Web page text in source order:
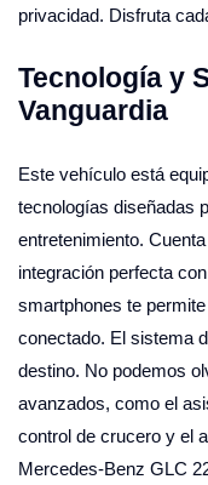
privacidad. Disfruta
Tecnología y
Vanguardia
Este vehículo está
tecnologías diseñadas
entretenimiento.
integración perfecta
smartphones te
conectado. El sistema
destino. No podemos
avanzados, como el
control de crucero y el
Mercedes-Benz GLC